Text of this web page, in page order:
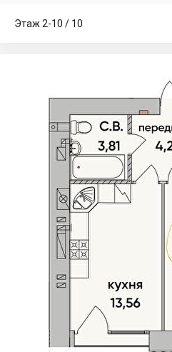
Этаж 2-10 / 10